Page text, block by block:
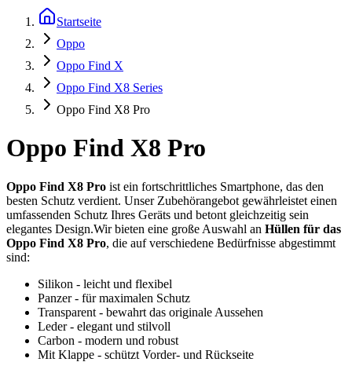
Startseite
Oppo
Oppo Find X
Oppo Find X8 Series
Oppo Find X8 Pro
Oppo Find X8 Pro
Oppo Find X8 Pro ist ein fortschrittliches Smartphone, das den
besten Schutz verdient. Unser Zubehörangebot gewährleistet einen
umfassenden Schutz Ihres Geräts und betont gleichzeitig sein
elegantes Design.Wir bieten eine große Auswahl an Hüllen für das
Oppo Find X8 Pro, die auf verschiedene Bedürfnisse abgestimmt
sind:
Silikon - leicht und flexibel
Panzer - für maximalen Schutz
Transparent - bewahrt das originale Aussehen
Leder - elegant und stilvoll
Carbon - modern und robust
Mit Klappe - schützt Vorder- und Rückseite